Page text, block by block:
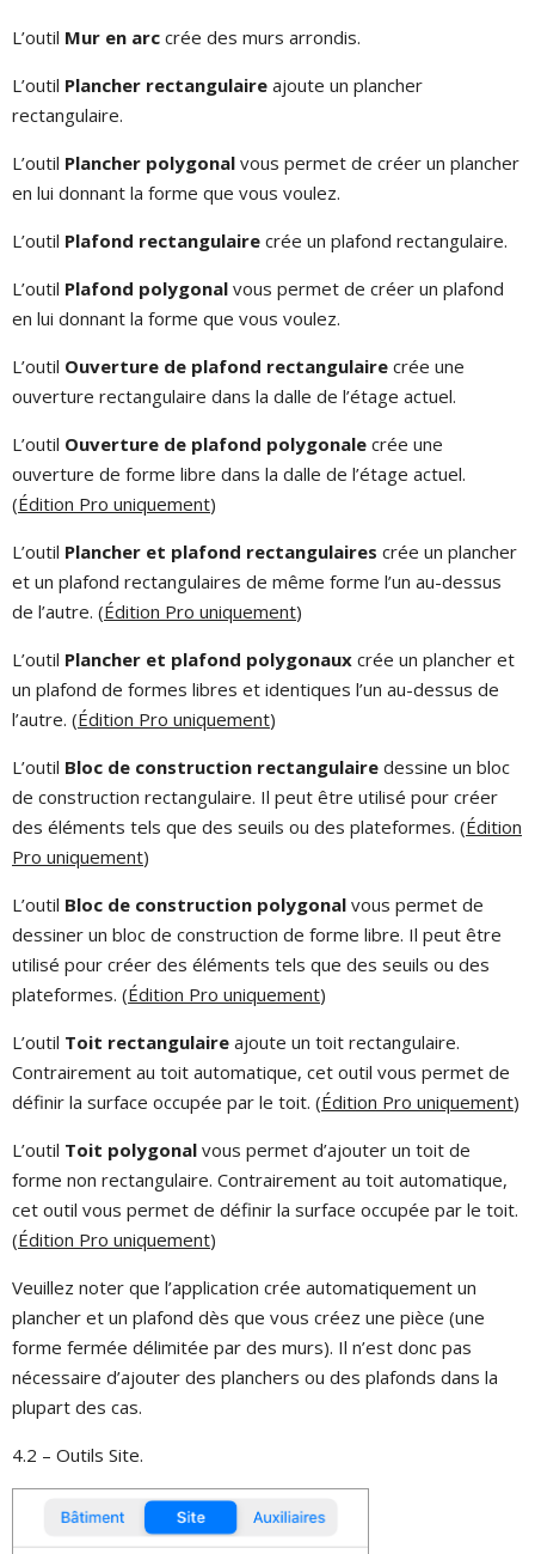
L’outil Mur en arc crée des murs arrondis.
L’outil Plancher rectangulaire ajoute un plancher
rectangulaire.
L’outil Plancher polygonal vous permet de créer un plancher
en lui donnant la forme que vous voulez.
L’outil Plafond rectangulaire crée un plafond rectangulaire.
L’outil Plafond polygonal vous permet de créer un plafond
en lui donnant la forme que vous voulez.
L’outil Ouverture de plafond rectangulaire crée une
ouverture rectangulaire dans la dalle de l’étage actuel.
L’outil Ouverture de plafond polygonale crée une
ouverture de forme libre dans la dalle de l’étage actuel.
(Édition Pro uniquement)
L’outil Plancher et plafond rectangulaires crée un plancher
et un plafond rectangulaires de même forme l’un au-dessus
de l’autre. (Édition Pro uniquement)
L’outil Plancher et plafond polygonaux crée un plancher et
un plafond de formes libres et identiques l’un au-dessus de
l’autre. (Édition Pro uniquement)
L’outil Bloc de construction rectangulaire dessine un bloc
de construction rectangulaire. Il peut être utilisé pour créer
des éléments tels que des seuils ou des plateformes. (Édition
Pro uniquement)
L’outil Bloc de construction polygonal vous permet de
dessiner un bloc de construction de forme libre. Il peut être
utilisé pour créer des éléments tels que des seuils ou des
plateformes. (Édition Pro uniquement)
L’outil Toit rectangulaire ajoute un toit rectangulaire.
Contrairement au toit automatique, cet outil vous permet de
définir la surface occupée par le toit. (Édition Pro uniquement)
L’outil Toit polygonal vous permet d’ajouter un toit de
forme non rectangulaire. Contrairement au toit automatique,
cet outil vous permet de définir la surface occupée par le toit.
(Édition Pro uniquement)
Veuillez noter que l’application crée automatiquement un
plancher et un plafond dès que vous créez une pièce (une
forme fermée délimitée par des murs). Il n’est donc pas
nécessaire d’ajouter des planchers ou des plafonds dans la
plupart des cas.
4.2 – Outils Site.